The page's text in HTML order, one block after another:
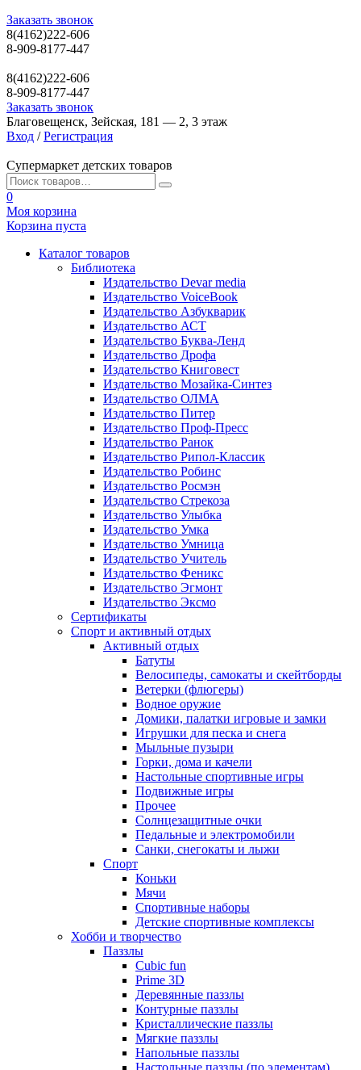
Заказать звонок
8(4162)222-606
8-909-8177-447
8(4162)222-606
8-909-8177-447
Заказать звонок
Благовещенск, Зейская, 181 — 2, 3 этаж
Вход / Регистрация
Супермаркет детских товаров
0
Моя корзина
Корзина пуста
Каталог товаров
Библиотека
Издательство Devar media
Издательство VoiceBook
Издательство Азбукварик
Издательство АСТ
Издательство Буква-Ленд
Издательство Дрофа
Издательство Книговест
Издательство Мозайка-Синтез
Издательство ОЛМА
Издательство Питер
Издательство Проф-Пресс
Издательство Ранок
Издательство Рипол-Классик
Издательство Робинс
Издательство Росмэн
Издательство Стрекоза
Издательство Улыбка
Издательство Умка
Издательство Умница
Издательство Учитель
Издательство Феникс
Издательство Эгмонт
Издательство Эксмо
Сертификаты
Спорт и активный отдых
Активный отдых
Батуты
Велосипеды, самокаты и скейтборды
Ветерки (флюгеры)
Водное оружие
Домики, палатки игровые и замки
Игрушки для песка и снега
Мыльные пузыри
Горки, дома и качели
Настольные спортивные игры
Подвижные игры
Прочее
Солнцезащитные очки
Педальные и электромобили
Санки, снегокаты и лыжи
Спорт
Коньки
Мячи
Спортивные наборы
Детские спортивные комплексы
Хобби и творчество
Паззлы
Cubic fun
Prime 3D
Деревянные паззлы
Контурные паззлы
Кристаллические паззлы
Мягкие паззлы
Напольные паззлы
Настольные паззлы (по элементам)